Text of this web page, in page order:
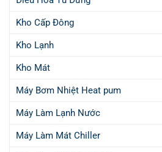
Kho Cấp Đông
Kho Lạnh
Kho Mát
Máy Bơm Nhiệt Heat pum
Máy Làm Lạnh Nước
Máy Làm Mát Chiller